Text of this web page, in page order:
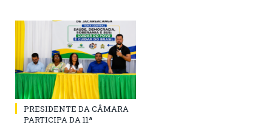
PRESIDENTE DA CÂMARA
PARTICIPA DA 11ª